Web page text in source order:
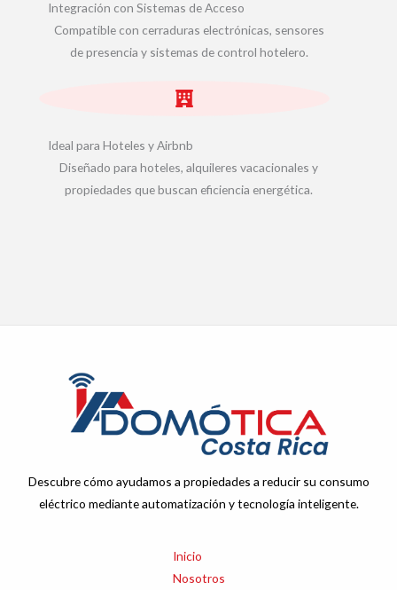
Integración con Sistemas de Acceso
Compatible con cerraduras electrónicas, sensores
de presencia y sistemas de control hotelero.
Ideal para Hoteles y Airbnb
Diseñado para hoteles, alquileres vacacionales y
propiedades que buscan eficiencia energética.
Descubre cómo ayudamos a propiedades a reducir su consumo
eléctrico mediante automatización y tecnología inteligente.
Inicio
Nosotros